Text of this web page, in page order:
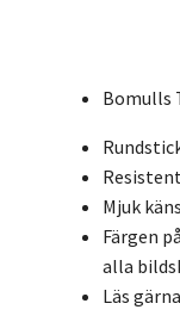
Bomulls
Mjuk
Färgen
alla
Läs